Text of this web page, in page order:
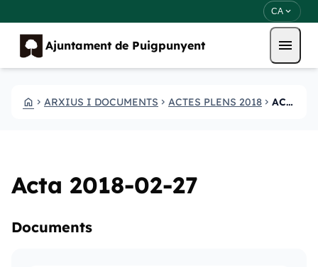
CA expand_more
Ajuntament de Puigpunyent menu
HOME CHEVRON_RIGHT ARXIUS I DOCUMENTS CHEVRON_RIGHT ACTES PLENS 2018 CHEVRON_RIGHT ACTA 2018 02 27
Acta 2018-02-27
Documents